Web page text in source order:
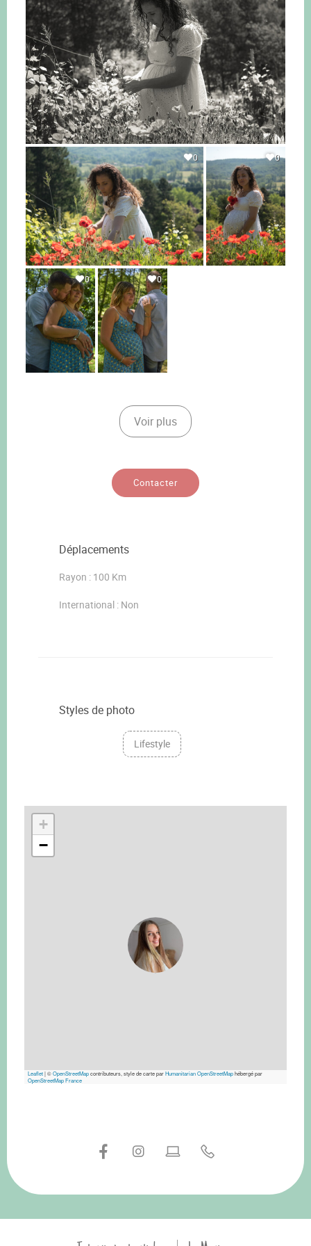
0 0
0 0
Voir plus
Contacter
Déplacements
Rayon : 100 Km
International : Non
Styles de photo
Lifestyle
+
−
Leaflet|©OpenStreetMapcontributeurs, style de carte parHumanitarian OpenStreetMaphébergé par
OpenStreetMap France